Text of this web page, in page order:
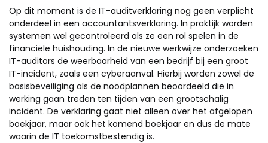
Op dit moment is de IT-auditverklaring nog geen verplicht
onderdeel in een accountantsverklaring. In praktijk worden
systemen wel gecontroleerd als ze een rol spelen in de
financiële huishouding. In de nieuwe werkwijze onderzoeken
IT-auditors de weerbaarheid van een bedrijf bij een groot
IT-incident, zoals een cyberaanval. Hierbij worden zowel de
basisbeveiliging als de noodplannen beoordeeld die in
werking gaan treden ten tijden van een grootschalig
incident. De verklaring gaat niet alleen over het afgelopen
boekjaar, maar ook het komend boekjaar en dus de mate
waarin de IT toekomstbestendig is.